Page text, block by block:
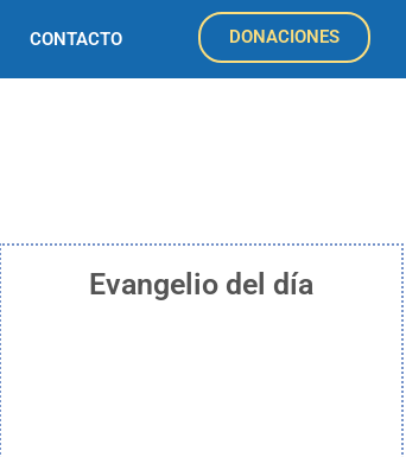
CONTACTO DONACIONES
Evangelio del día